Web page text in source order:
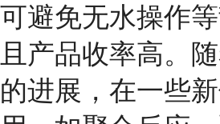
可避免无水操作等
且产品收率高。
的进展，在一些